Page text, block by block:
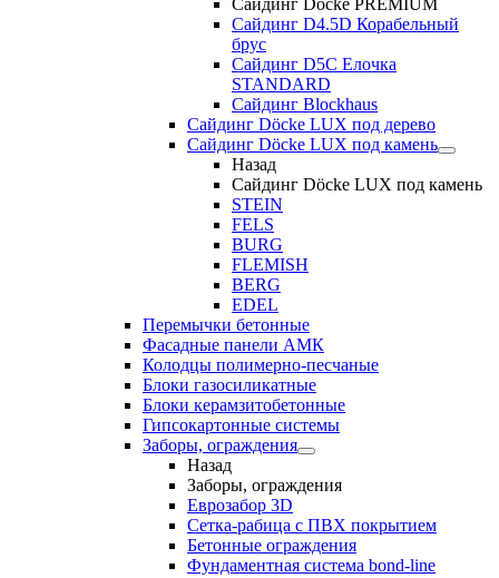
Сайдинг Döcke PREMIUM
Сайдинг D4.5D Корабельный
брус
Сайдинг D5С Елочка
STANDARD
Сайдинг Blockhaus
Сайдинг Döcke LUX под дерево
Сайдинг Döcke LUX под камень
Назад
Сайдинг Döcke LUX под камень
STEIN
FELS
BURG
FLEMISH
BERG
EDEL
Перемычки бетонные
Фасадные панели АМК
Колодцы полимерно-песчаные
Блоки газосиликатные
Блоки керамзитобетонные
Гипсокартонные системы
Заборы, ограждения
Назад
Заборы, ограждения
Еврозабор 3D
Сетка-рабица с ПВХ покрытием
Бетонные ограждения
Фундаментная система bond-line